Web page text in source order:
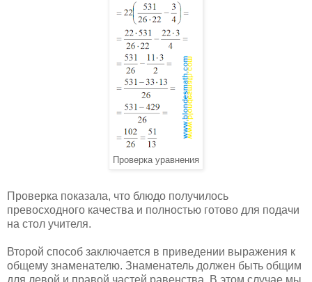
Проверка уравнения
Проверка показала, что блюдо получилось
превосходного качества и полностью готово для подачи
на стол учителя.
Второй способ заключается в приведении выражения к
общему знаменателю. Знаменатель должен быть общим